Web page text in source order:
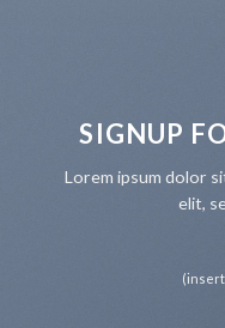
SIGNUP
Lorem ipsum dolor
elit,